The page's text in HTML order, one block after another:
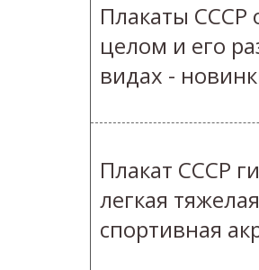
Плакаты СССР
целом и его
видах -
Плакат СССР
легкая
спортивная